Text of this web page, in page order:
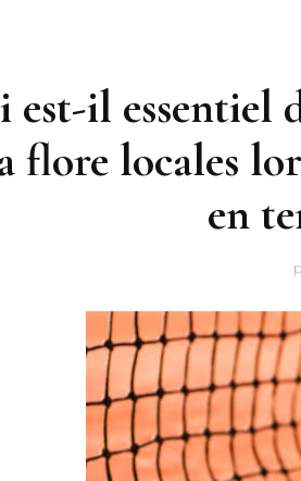
est-il essentiel
flore locales
en